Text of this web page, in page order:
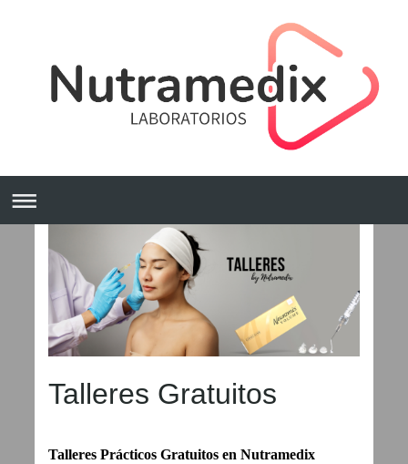
Talleres Gratuitos
Talleres Prácticos Gratuitos en Nutramedix